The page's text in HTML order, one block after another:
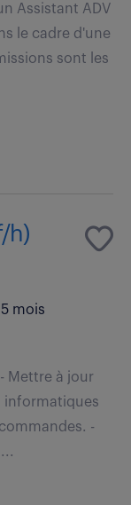
Assistant ADV
le cadre d'une
sont les
h)
5 mois
Mettre à jour
informatiques
-